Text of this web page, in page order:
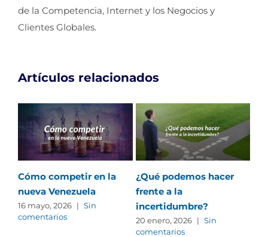
de la Competencia, Internet y los Negocios y
Clientes Globales.
Artículos relacionados
Cómo competir en la
nueva Venezuela
16 mayo, 2026 | Sin
comentarios
¿Qué podemos hacer
frente a la
incertidumbre?
20 enero, 2026 | Sin
comentarios